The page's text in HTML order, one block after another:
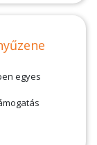
egyes